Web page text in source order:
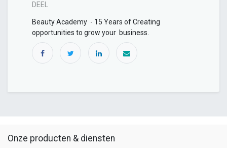
DEEL
Beauty Academy - 15 Years of Creating
opportunities to grow your business.
Onze producten & diensten